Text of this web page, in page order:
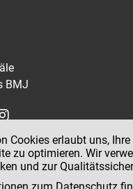
BMJ
Cookies erlaubt uns,
zu optimieren. Wir
und zur